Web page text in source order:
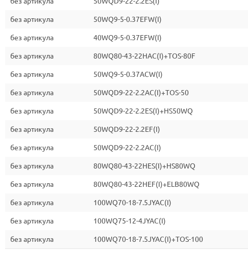
без артикула 50WQ9-5-0.37EFW(I)
без артикула 40WQ9-5-0.37EFW(I)
без артикула 80WQ80-43-22HAC(I)+TOS-80F
без артикула 50WQ9-5-0.37ACW(I)
без артикула 50WQD9-22-2.2AC(I)+TOS-50
без артикула 50WQD9-22-2.2ES(I)+HS50WQ
без артикула 50WQD9-22-2.2EF(I)
без артикула 50WQD9-22-2.2AC(I)
без артикула 80WQ80-43-22HES(I)+HS80WQ
без артикула 80WQ80-43-22HEF(I)+ELB80WQ
без артикула 100WQ70-18-7.5JYAC(I)
без артикула 100WQ75-12-4JYAC(I)
без артикула 100WQ70-18-7.5JYAC(I)+TOS-100